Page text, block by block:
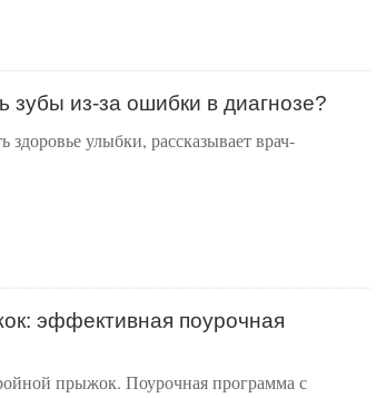
зубы из-за ошибки в диагнозе?
улыбки, рассказывает врач-
эффективная поурочная
прыжок. Поурочная программа с